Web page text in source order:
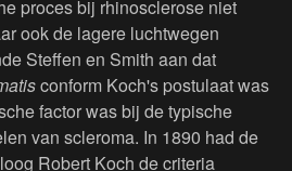
proces bij rhinosclerose niet
ook de lagere luchtwegen
Steffen en Smith aan dat
conform Koch's postulaat was
factor was bij de typische
van scleroma. In 1890 had de
Robert Koch de criteria